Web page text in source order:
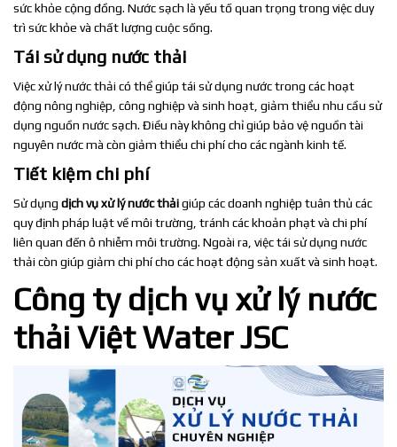
sức khỏe cộng đồng. Nước sạch là yếu tố quan trọng trong việc duy
trì sức khỏe và chất lượng cuộc sống.
Tái sử dụng nước thải
Việc xử lý nước thải có thể giúp tái sử dụng nước trong các hoạt
động nông nghiệp, công nghiệp và sinh hoạt, giảm thiểu nhu cầu sử
dụng nguồn nước sạch. Điều này không chỉ giúp bảo vệ nguồn tài
nguyên nước mà còn giảm thiểu chi phí cho các ngành kinh tế.
Tiết kiệm chi phí
Sử dụng dịch vụ xử lý nước thảigiúp các doanh nghiệp tuân thủ các
quy định pháp luật về môi trường, tránh các khoản phạt và chi phí
liên quan đến ô nhiễm môi trường. Ngoài ra, việc tái sử dụng nước
thải còn giúp giảm chi phí cho các hoạt động sản xuất và sinh hoạt.
Công ty dịch vụ xử lý nước
thải Việt Water JSC